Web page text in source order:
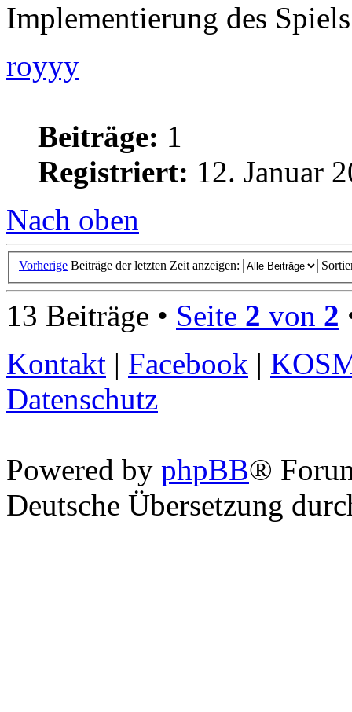
Implementierung des
royyy
Beiträge: 1
Registriert: 12. Januar
Nach oben
Vorherige Beiträge der letzten Zeit anzeigen:
13 Beiträge • Seite 2 von 2
Kontakt | Facebook |
Datenschutz
Powered by phpBB®
Deutsche Übersetzung